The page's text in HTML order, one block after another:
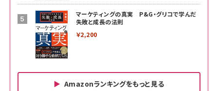
マーケティングの真実 P&G・グリコで学んだ
失敗と成長の法則
￥2,200
Amazonランキングをもっと見る